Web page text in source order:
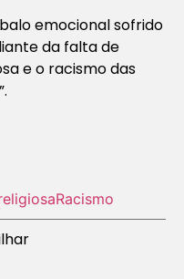
emocional sofrido
da falta de
e o racismo das
Racismo